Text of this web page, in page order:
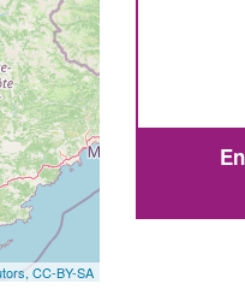
CC-BY-SA